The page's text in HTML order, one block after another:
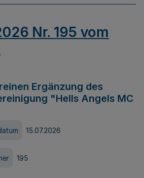
Nr. 195 vom
Ergänzung des
"Hells Angels MC
15.07.2026
195